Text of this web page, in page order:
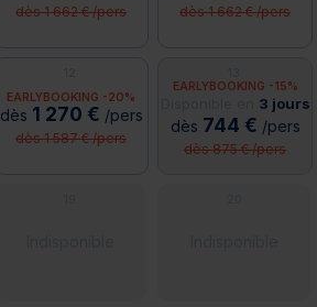
dès 1 662 € /pers dès 1 662 € /pers
EARLYBOOKING -20%
dès 1 270 € /pers
dès 1 587 € /pers
EARLYBOOKING -15%
3 jours
dès 744 € /pers
dès 875 € /pers